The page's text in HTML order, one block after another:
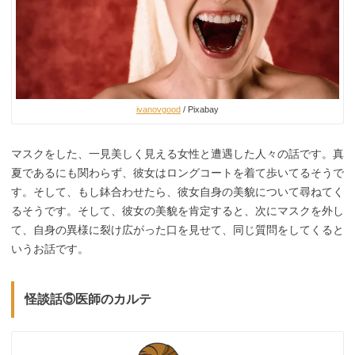
ivanovgood / Pixabay
マスクをした、一見美しく見える女性と遭遇した人々の話です。真
夏であるにも関わらず、彼女はロングコートを着て歩いてるそうで
す。そして、もし鉢合わせたら、彼女自身の美貌について尋ねてく
るそうです。そして、彼女の美貌を肯定すると、次にマスクを外し
て、自身の異様に裂け広がった口を見せて、同じ質問をしてくると
いうお話です。
怪談話⑤医師のカルテ